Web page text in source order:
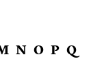
N O P Q